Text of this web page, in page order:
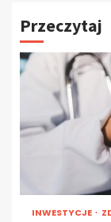
Przeczytaj
INWESTYCJE